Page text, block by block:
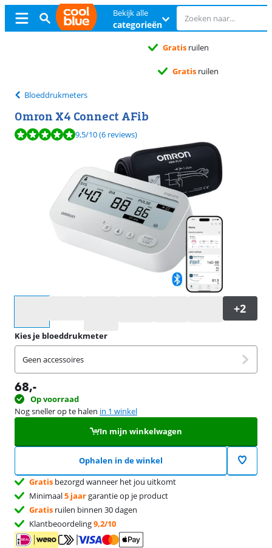
Bekijk alle
categorieën
Gratisruilen
Gratisruilen
Bloeddrukmeters
Omron X4 Connect AFib
Beoordeling is 9,5 van de 10, gebaseerd op 6 reviews.
9,5/10(6 reviews)
Kies je bloeddrukmeter
Geen accessoires
68,-
Op voorraad
Nog sneller op te halen in 1 winkel
In mijn winkelwagen
Ophalen in de winkel
Gratis bezorgd wanneer het jou uitkomt
Minimaal5 jaargarantie op je product
Gratis ruilen binnen 30 dagen
Klantbeoordeling9,2/10